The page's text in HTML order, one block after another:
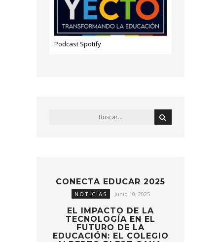
Podcast Spotify
CONECTA EDUCAR 2025
NOTICIAS Junio 10, 2025
EL IMPACTO DE LA
TECNOLOGÍA EN EL
FUTURO DE LA
EDUCACIÓN: EL COLEGIO